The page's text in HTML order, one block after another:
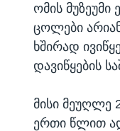
ომის
ცოლები
ხშირად
დავიწყების
მისი მეუღლე
ერთი წლით